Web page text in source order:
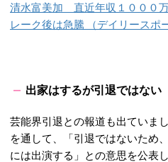
清水富美加 直近年収１０００
レーク後は急騰 （デイリースポ
出家はするが引退ではない
芸能界引退との報道も出ていま
を通して、「引退ではないため
には出演する」との意思を公表